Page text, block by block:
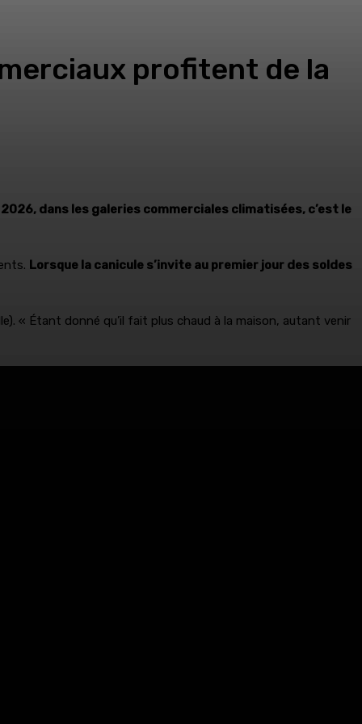
profitent de la
dans les galeries commerciales climatisées, c’est le
Lorsque la canicule s’invite au premier jour des soldes
« Étant donné qu’il fait plus chaud à la maison, autant venir